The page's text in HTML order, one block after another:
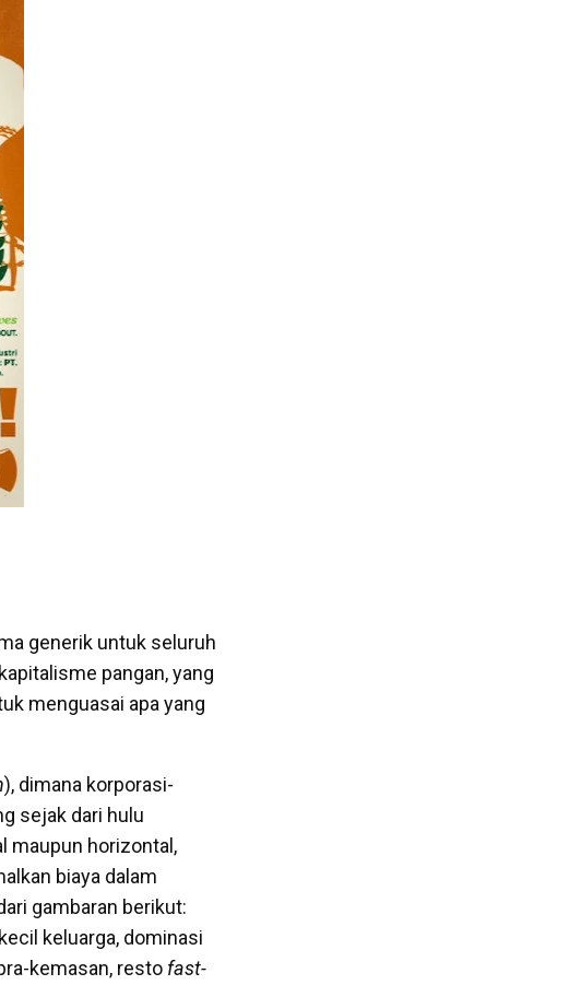
generik untuk seluruh
pangan, yang
menguasai apa yang
), dimana korporasi-
sejak dari hulu
maupun horizontal,
biaya dalam
gambaran berikut:
keluarga, dominasi
kemasan, resto fast-